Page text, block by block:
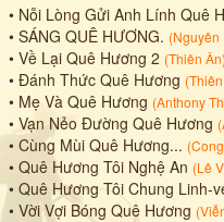
• Nỗi Lòng Gửi Anh Lính Quê
• SÁNG QUÊ HƯƠNG. (Nguyên
• Về Lại Quê Hương 2 (Thiên Ân)
• Đánh Thức Quê Hương (
• Mẹ Và Quê Hương (Anthony
• Vạn Nẻo Đường Quê Hương (
• Cùng Mùi Quê Hương... (
• Quê Hương Tôi Nghệ An (Lê
• Quê Hương Tôi Chung Linh-
• Vời Vợi Bóng Quê Hương (